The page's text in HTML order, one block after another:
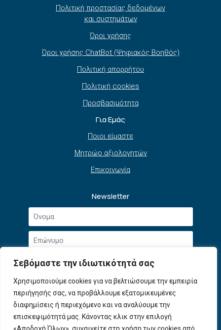
Σεβόμαστε την ιδιωτικότητά σας
Χρησιμοποιούμε cookies για να βελτιώσουμε την εμπειρία
περιήγησής σας, να προβάλλουμε εξατομικευμένες
διαφημίσεις ή περιεχόμενο και να αναλύουμε την
επισκεψιμότητά μας. Κάνοντας κλικ στην επιλογή
Πολιτική προστασίας δεδομένων
και συστημάτων
Όροι χρήσης
Όροι χρήσης ChatBot (Ψηφιακός Βοηθός)
Πολιτική απορρήτου
Πολιτική cookies
Προσβασιμότητα
Για Εμάς
Ποιοι είμαστε
Μητρώο αξιολογητών
Επικοινωνία
Newsletter
Όνομα
Επώνυμο
Email
*
Αποδοχή
όρων
χρήσης
*
Συμφωνώ με την Πολιτική Απορρήτουκαι τους
Όρους Χρήσης.
Εγγραφή